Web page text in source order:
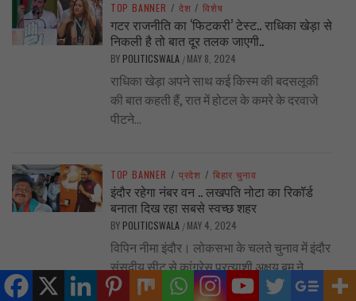
TOP BANNER / देश / विशेष
गटर राजनीति का ‘फिटकरी’ टेस्ट.. राधिका खेड़ा से
निकली है तो बात दूर तलक जाएगी..
BY POLITICSWALA / MAY 8, 2024
राधिका खेड़ा अपने साथ कई किस्म की बदसलूकी
की बात कहती हैं, रात में होटल के कमरे के दरवाजे
पीटने...
TOP BANNER / प्रदेश / बिहार चुनाव
इंदौर रहेगा नंबर वन .. लखपति नोटा का रिकॉर्ड
बनाता दिख रहा सबसे स्वच्छ शहर
BY POLITICSWALA / MAY 4, 2024
विपिन नीमा इंदौर। लोकसभा के चलते चुनाव में इंदौर
संसदीय सीट से कांग्रेस प्रत्याशी अक्षय बम ने
अचानक अपना नामांकन...